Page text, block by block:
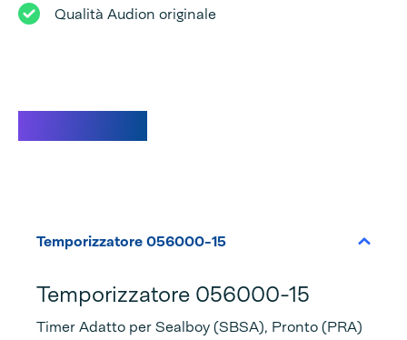
Qualità Audion originale
Temporizzatore 056000-15
Temporizzatore 056000-15
Timer Adatto per Sealboy (SBSA), Pronto (PRA)